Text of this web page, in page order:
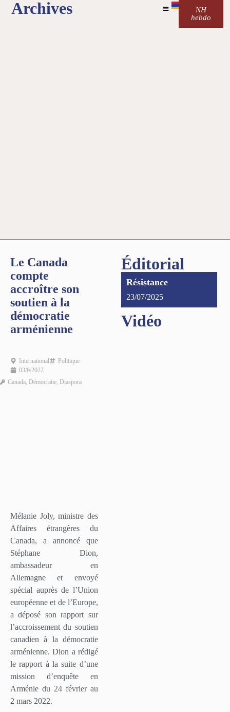
Archives
NH
hebdo
Le Canada
compte
accroître son
soutien à la
démocratie
arménienne
International
Politique
03/6/2022
Canada Démocratie Diaspora
Mélanie Joly, ministre des
Affaires étrangères du
Canada, a annoncé que
Stéphane Dion,
ambassadeur en
Allemagne et envoyé
spécial auprès de l’Union
européenne et de l’Europe,
a déposé son rapport sur
l’accroissement du soutien
canadien à la démocratie
arménienne. Dion a rédigé
le rapport à la suite d’une
mission d’enquête en
Arménie du 24 février au
2 mars 2022.
Éditorial
Résistance
23/07/2025
Vidéo